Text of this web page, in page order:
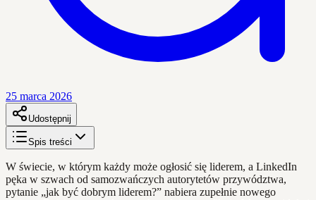
25 marca 2026
Udostępnij
Spis treści
W świecie, w którym każdy może ogłosić się liderem, a LinkedIn
pęka w szwach od samozwańczych autorytetów przywództwa,
pytanie „jak być dobrym liderem?” nabiera zupełnie nowego